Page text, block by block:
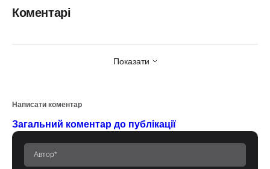
Коментарі
Показати
Написати коментар
Загальний коментар до публікації